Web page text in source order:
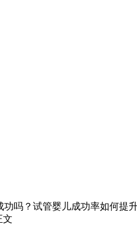
文